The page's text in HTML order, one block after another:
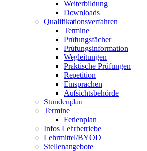
Weiterbildung
Downloads
Qualifikationsverfahren
Termine
Prüfungsfächer
Prüfungsinformation
Wegleitungen
Praktische Prüfungen
Repetition
Einsprachen
Aufsichtsbehörde
Stundenplan
Termine
Ferienplan
Infos Lehrbetriebe
Lehrmittel/BYOD
Stellenangebote